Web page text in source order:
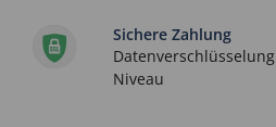
Sichere Zahlung
Niveau